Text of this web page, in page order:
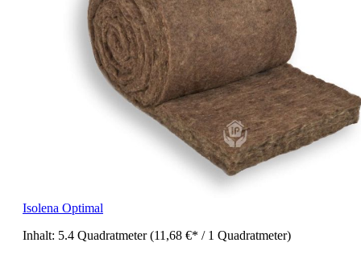
Isolena Optimal
Inhalt: 5.4 Quadratmeter(11,68 €* / 1 Quadratmeter)